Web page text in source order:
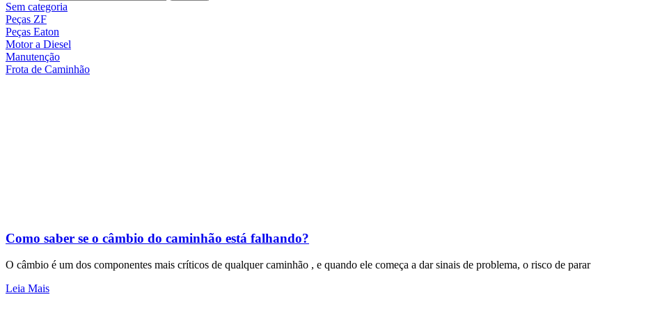
Sem categoria
Peças ZF
Peças Eaton
Motor a Diesel
Manutenção
Frota de Caminhão
Como saber se o câmbio do caminhão está falhando?
O câmbio é um dos componentes mais críticos de qualquer caminhão , e quando ele começa a dar sinais de problema, o risco de parar
Leia Mais